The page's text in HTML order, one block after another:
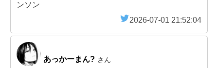
ンソン
2026-07-01 21:52:04
あっかーまん? さん